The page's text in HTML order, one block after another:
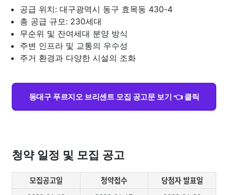
공급 위치: 대구광역시 동구 효목동 430-4
총 공급 규모: 230세대
무순위 및 잔여세대 분양 방식
주변 인프라 및 교통의 우수성
주거 환경과 다양한 시설의 조화
동대구 푸르지오 브리센트 모집 공고문 보기 👈 클릭
청약 일정 및 모집 공고
모집공고일 청약접수
당첨자 발표일